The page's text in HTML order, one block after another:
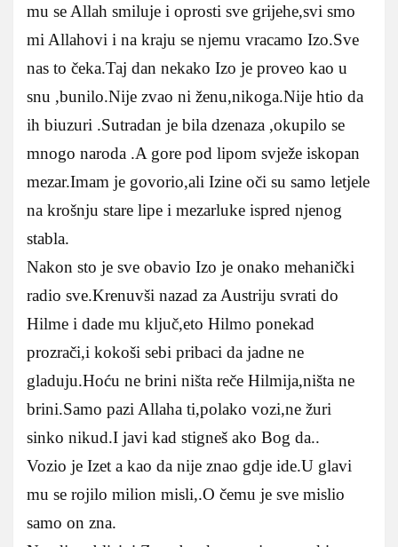
mu se Allah smiluje i oprosti sve grijehe,svi smo
mi Allahovi i na kraju se njemu vracamo Izo.Sve
nas to čeka.Taj dan nekako Izo je proveo kao u
snu ,bunilo.Nije zvao ni ženu,nikoga.Nije htio da
ih biuzuri .Sutradan je bila dzenaza ,okupilo se
mnogo naroda .A gore pod lipom svježe iskopan
mezar.Imam je govorio,ali Izine oči su samo letjele
na krošnju stare lipe i mezarluke ispred njenog
stabla.
Nakon sto je sve obavio Izo je onako mehanički
radio sve.Krenuvši nazad za Austriju svrati do
Hilme i dade mu ključ,eto Hilmo ponekad
prozrači,i kokoši sebi pribaci da jadne ne
gladuju.Hoću ne brini ništa reče Hilmija,ništa ne
brini.Samo pazi Allaha ti,polako vozi,ne žuri
sinko nikud.I javi kad stigneš ako Bog da..
Vozio je Izet a kao da nije znao gdje ide.U glavi
mu se rojilo milion misli,.O čemu je sve mislio
samo on zna.